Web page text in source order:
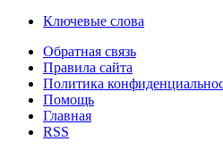
Ключевые слова
Обратная связь
Правила сайта
Политика
Помощь
Главная
RSS